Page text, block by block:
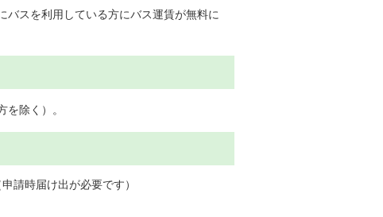
バスを利用している方にバス運賃が無料に
を除く）。
請時届け出が必要です）